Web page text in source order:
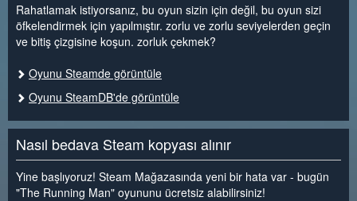
Rahatlamak istiyorsanız, bu oyun sizin için değil, bu oyun sizi
öfkelendirmek için yapılmıştır. zorlu ve zorlu seviyelerden geçin
ve bitiş çizgisine koşun. zorluk çekmek?
Oyunu Steamde görüntüle
Oyunu SteamDB'de görüntüle
Nasıl bedava Steam kopyası alınır
Yine başlıyoruz! Steam Mağazasında yeni bir hata var - bugün
"The Running Man" oyununu ücretsiz alabilirsiniz!